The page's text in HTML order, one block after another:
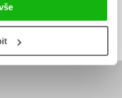
Přihlásit se